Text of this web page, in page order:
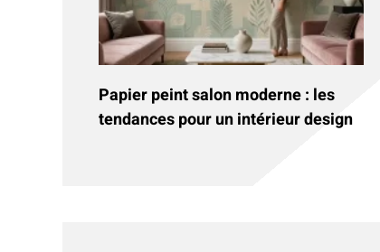
Papier peint salon moderne : les
tendances pour un intérieur design